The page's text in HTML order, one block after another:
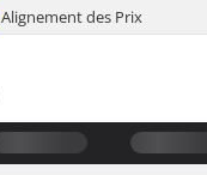
Alignement des Prix